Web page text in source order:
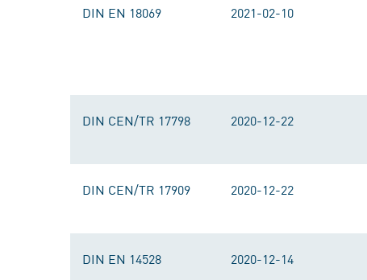
DIN EN 18069 2021-02-10
DIN CEN/TR 17798 2020-12-22
DIN CEN/TR 17909 2020-12-22
DIN EN 14528 2020-12-14